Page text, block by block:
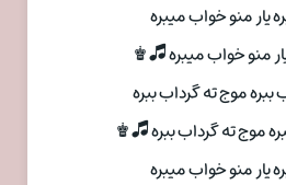
یار منو خواب میبره
یار منو خواب میبره 🎜♚
موج ته گرداب ببره
موج ته گرداب ببره 🎜♚
یار منو خواب میبره